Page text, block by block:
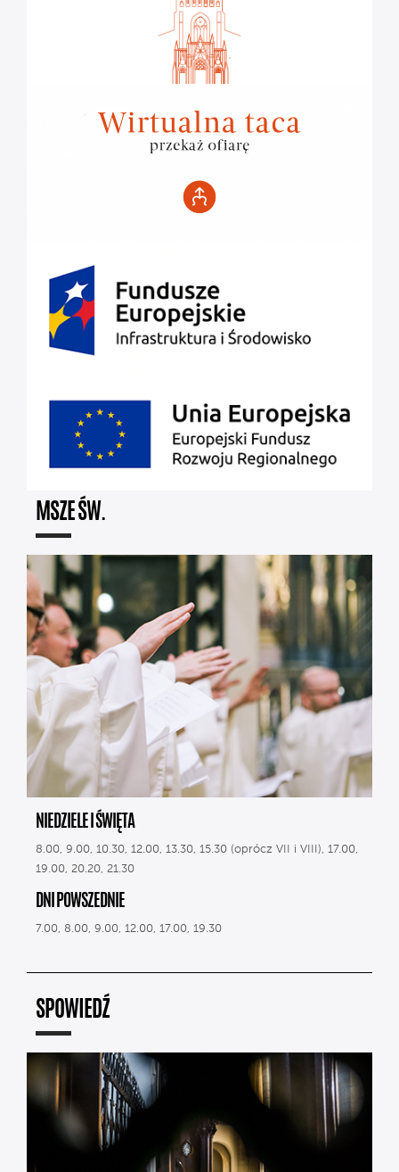
MSZE ŚW.
NIEDZIELE I ŚWIĘTA
8.00, 9.00, 10.30, 12.00, 13.30, 15.30 (oprócz VII i VIII), 17.00,
19.00, 20.20, 21.30
DNI POWSZEDNIE
7.00, 8.00, 9.00, 12.00, 17.00, 19.30
SPOWIEDŹ